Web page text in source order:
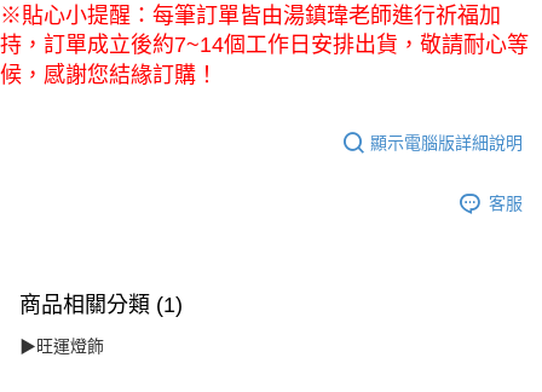
※貼心小提醒：每筆訂單皆由湯鎮瑋老師進行祈福加
持，訂單成立後約7~14個工作日安排出貨，敬請耐心等
候，感謝您結緣訂購！
顯示電腦版詳細說明
客服
商品相關分類 (1)
▶旺運燈飾